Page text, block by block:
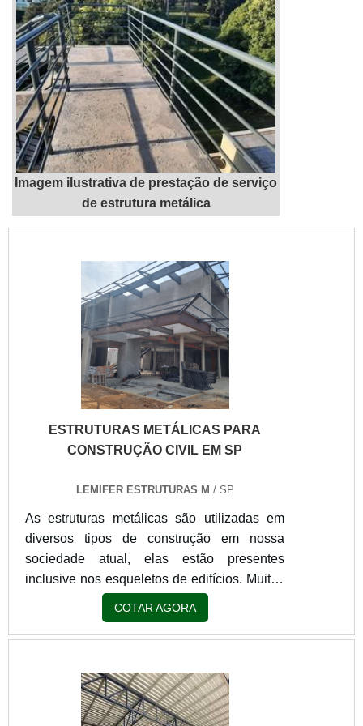
Imagem ilustrativa de prestação de serviço
de estrutura metálica
ESTRUTURAS METÁLICAS PARA
CONSTRUÇÃO CIVIL EM SP
LEMIFER ESTRUTURAS M / SP
As estruturas metálicas são utilizadas em
diversos tipos de construção em nossa
sociedade atual, elas estão presentes
inclusive nos esqueletos de edifícios. Muitos
profissionais utilizam esse material, dentre
eles estão os arquitetos, pois utilizam toda a
versatilidade da estrutura para criarem
diversos locais. Atualmente, temos belos
exemplos de construções feitas com
estruturas metálicas, como por exemplo, a
COTAR AGORA